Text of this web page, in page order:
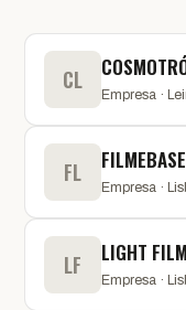
CL
Empresa ·
FL
Empresa ·
LF LIGHT FILM
Empresa ·